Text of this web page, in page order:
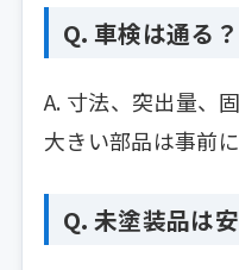
Q. 車検は通る？
A. 寸法、突出量、
大きい部品は事前
Q. 未塗装品は